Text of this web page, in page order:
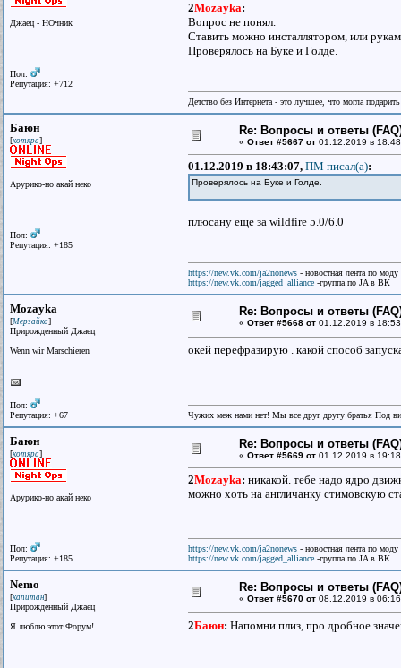
Джаец - НОчник
Пол:
Репутация: +712
2Mozayka:
Вопрос не понял.
Ставить можно инсталлятором, или
Проверялось на Буке и Голде.
Детство без Интернета - это лучшее, что могла
Баюн
[котяра]
Арурико-но акай неко
Пол:
Репутация: +185
Re: Вопросы и ответы
« Ответ #5667 от 01.12.2019 в
01.12.2019 в 18:43:07, ПМ писал(a):
Проверялось на Буке и Голде.
плюсану еще за wildfire 5.0/6.0
https://new.vk.com/ja2nonews - новостная лента по
https://new.vk.com/jagged_alliance -группа по JA в ВК
Mozayka
[Мерзайка]
Прирожденный Джаец
Wenn wir Marschieren
Пол:
Репутация: +67
Re: Вопросы и ответы
« Ответ #5668 от 01.12.2019 в
окей перефразирую . какой способ
Чужих меж нами нет! Мы все друг другу братья Под
Баюн
[котяра]
Арурико-но акай неко
Пол:
Репутация: +185
Re: Вопросы и ответы
« Ответ #5669 от 01.12.2019 в
2Mozayka: никакой. тебе надо ядро
можно хоть на англичанку стимовскую
https://new.vk.com/ja2nonews - новостная лента по
https://new.vk.com/jagged_alliance -группа по JA в ВК
Nemo
[капитан]
Прирожденный Джаец
Я люблю этот Форум!
Re: Вопросы и ответы
« Ответ #5670 от 08.12.2019 в
2Баюн: Напомни плиз, про дробное